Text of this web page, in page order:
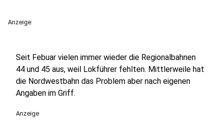
Anzeige
Seit Febuar vielen immer wieder die Regionalbahnen
44 und 45 aus, weil Lokführer fehlten. Mittlerweile hat
die Nordwestbahn das Problem aber nach eigenen
Angaben im Griff.
Anzeige